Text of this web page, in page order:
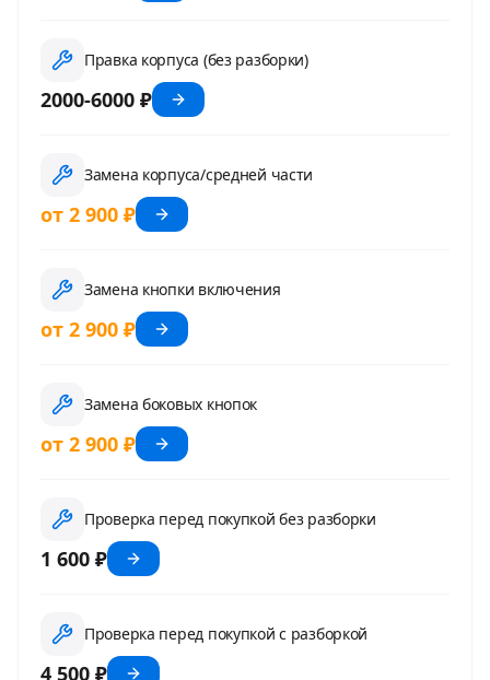
Правка корпуса (без разборки)
2000-6000 ₽
Замена корпуса/средней части
от 2 900 ₽
Замена кнопки включения
от 2 900 ₽
Замена боковых кнопок
от 2 900 ₽
Проверка перед покупкой без разборки
1 600 ₽
Проверка перед покупкой с разборкой
4 500 ₽